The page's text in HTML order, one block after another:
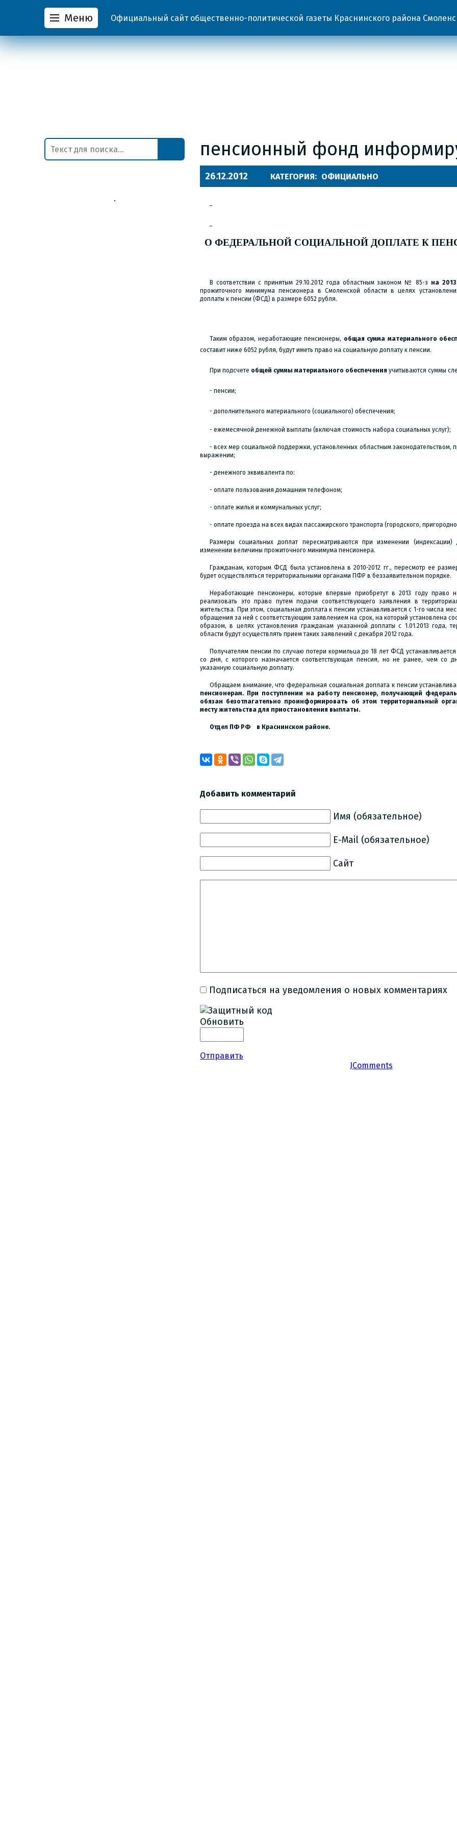
Меню Официальный сайт общественно-политической газеты Краснинского района
пенсионный фонд
26.12.2012 КАТЕГОРИЯ: ОФИЦИАЛЬНО
О ФЕДЕРАЛЬНОЙ СОЦИАЛЬНОЙ ДОПЛАТЕ К
В соответствии с принятым 29.10.2012 года областным законом № 85-з на
прожиточного минимума пенсионера в Смоленской области в целях
доплаты к пенсии (ФСД) в размере 6052 рубля.
Таким образом, неработающие пенсионеры, общая сумма материального
составит ниже 6052 рубля, будут иметь право на социальную доплату к пенсии.
При подсчете общей суммы материального обеспечения учитываются суммы
- пенсии;
- дополнительного материального (социального) обеспечения;
- ежемесячной денежной выплаты (включая стоимость набора социальных услуг);
- всех мер социальной поддержки, установленных областным законодательством,
выражении;
- денежного эквивалента по:
- оплате пользования домашним телефоном;
- оплате жилья и коммунальных услуг;
- оплате проезда на всех видах пассажирского транспорта (городского,
Размеры социальных доплат пересматриваются при изменении
изменении величины прожиточного минимума пенсионера.
Гражданам, которым ФСД была установлена в 2010-2012 гг., пересмотр ее
будет осуществляться территориальными органами ПФР в беззаявительном порядке.
Неработающие пенсионеры, которые впервые приобретут в 2013 году право
реализовать это право путем подачи соответствующего заявления в
жительства. При этом, социальная доплата к пенсии устанавливается с 1-го числа
обращения за ней с соответствующим заявлением на срок, на который установлена
образом, в целях установления гражданам указанной доплаты с 1.01.2013 года,
области будут осуществлять прием таких заявлений с декабря 2012 года.
Получателям пенсии по случаю потери кормильца до 18 лет ФСД
со дня, с которого назначается соответствующая пенсия, но не ранее, чем со
указанную социальную доплату.
Обращаем внимание, что федеральная социальная доплата к пенсии
пенсионерам. При поступлении на работу пенсионер, получающий
обязан безотлагательно проинформировать об этом территориальный
месту жительства для приостановления выплаты.
Отдел ПФ РФ в Краснинском районе.
Добавить комментарий
Имя (обязательное)
E-Mail (обязательное)
Сайт
Подписаться на уведомления о новых комментариях
Обновить
Отправить
JComments